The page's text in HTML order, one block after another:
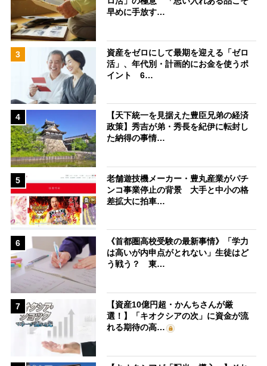
早めに手放す…
3
資産をゼロにして最期を迎える「ゼロ
活」、年代別・計画的にお金を使うポ
イント 6…
4
【天下統一を見据えた豊臣兄弟の経済
政策】秀吉が弟・秀長を紀伊に転封し
た納得の事情…
5
老舗遊技機メーカー・豊丸産業がパチ
ンコ事業停止の背景 大手と中小の格
差拡大に拍車…
6
《首都圏高校受験の最新事情》「学力
は高いが内申点がとれない」生徒はど
う戦う？ 東…
7
【資産10億円超・かんちさんが厳
選！】「キオクシアの次」に資金が流
れる期待の高…